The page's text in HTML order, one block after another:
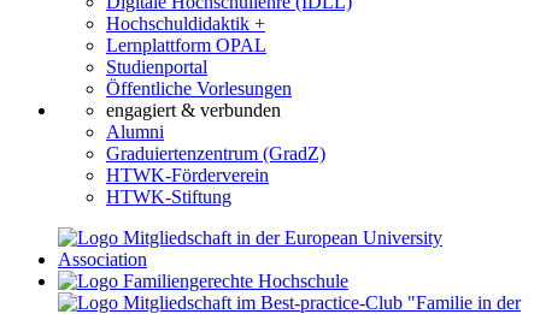
Hochschuldidaktik +
Lernplattform OPAL
Studienportal
Öffentliche Vorlesungen
engagiert & verbunden
Alumni
Graduiertenzentrum (GradZ)
HTWK-Förderverein
HTWK-Stiftung